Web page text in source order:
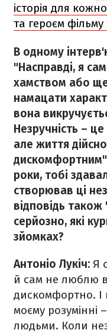
історія для
та героєм фільму
В одному
"Насправді, я
хамством або
намацати
вона
Незручність –
але життя
роки, тобі
створював ці
відповідь
серйозно, які
зйомках?
Антоніо Лукіч: Я
й сам не люблю
дискомфортно. І
моєму розумінні
людьми. Коли